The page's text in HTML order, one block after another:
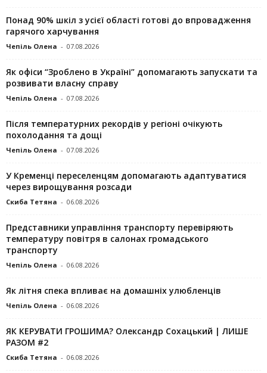
Понад 90% шкіл з усієї області готові до впровадження
гарячого харчування
Чепіль Олена - 07.08.2026
Як офіси “Зроблено в Україні” допомагають запускaти та
розвивати власну справу
Чепіль Олена - 07.08.2026
Після температурних рекордів у регіоні очікують
похолодання та дощі
Чепіль Олена - 07.08.2026
У Кременці переселенцям допомагають адаптуватися
через вирощування розсади
Скиба Тетяна - 06.08.2026
Представники управління транспорту перевіряють
температуру повітря в салонах громадського
транспорту
Чепіль Олена - 06.08.2026
Як літня спека впливає на домашніх улюбленців
Чепіль Олена - 06.08.2026
ЯК КЕРУВАТИ ГРОШИМА? Олександр Сохацький | ЛИШЕ
РАЗОМ #2
Скиба Тетяна - 06.08.2026